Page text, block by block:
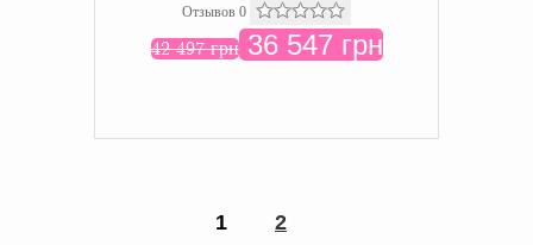
Отзывов 0
42 497 грн36 547 грн
1 2